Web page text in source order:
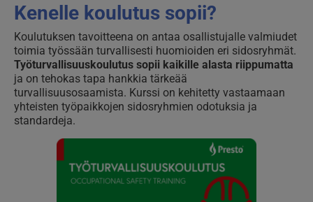
Kenelle koulutus sopii?
Koulutuksen tavoitteena on antaa osallistujalle valmiudet
toimia työssään turvallisesti huomioiden eri sidosryhmät.
Työturvallisuuskoulutus sopii kaikille alasta riippumatta
ja on tehokas tapa hankkia tärkeää
turvallisuusosaamista. Kurssi on kehitetty vastaamaan
yhteisten työpaikkojen sidosryhmien odotuksia ja
standardeja.